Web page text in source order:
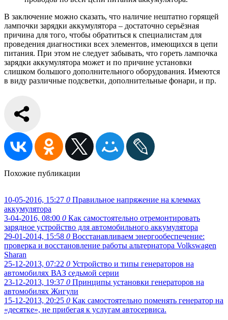
В заключение можно сказать, что наличие нештатно горящей
лампочки зарядки аккумулятора – достаточно серьёзная
причина для того, чтобы обратиться к специалистам для
проведения диагностики всех элементов, имеющихся в цепи
питания. При этом не следует забывать, что гореть лампочка
зарядки аккумулятора может и по причине установки
слишком большого дополнительного оборудования. Имеются
в виду различные подсветки, дополнительные фонари, и пр.
Похожие публикации
10-05-2016, 15:27 0 Правильное напряжение на клеммах
аккумулятора
3-04-2016, 08:00 0 Как самостоятельно отремонтировать
зарядное устройство для автомобильного аккумулятора
29-01-2014, 15:58 0 Восстанавливаем энергообеспечение:
проверка и восстановление работы альтернатора Volkswagen
Sharan
25-12-2013, 07:22 0 Устройство и типы генераторов на
автомобилях ВАЗ седьмой серии
23-12-2013, 19:37 0 Принципы установки генераторов на
автомобилях Жигули
15-12-2013, 20:25 0 Как самостоятельно поменять генератор на
«десятке», не прибегая к услугам автосервиса.